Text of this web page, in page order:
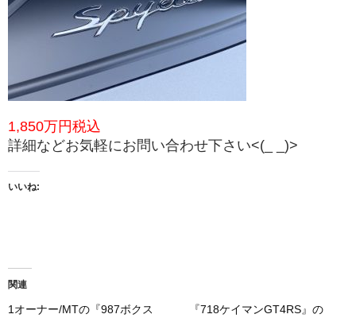
1,850万円税込
詳細などお気軽にお問い合わせ下さい<(_ _)>
いいね:
関連
1オーナー/MTの『987ボクス
『718ケイマンGT4RS』の